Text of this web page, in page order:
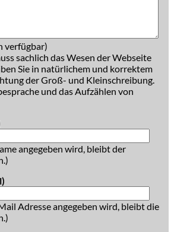
verfügbar)
sachlich das Wesen der Webseite
Sie in natürlichem und korrektem
der Groß- und Kleinschreibung.
und das Aufzählen von
angegeben wird, bleibt der
Adresse angegeben wird, bleibt die